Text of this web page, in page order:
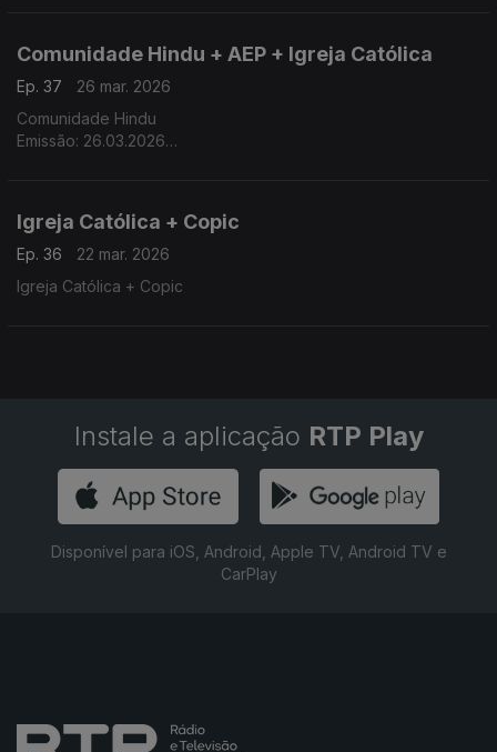
Comunidade Hindu + AEP + Igreja Católica
Ep. 37
26 mar. 2026
Comunidade Hindu
Emissão: 26.03.2026
Igreja Católica + Copic
Ep. 36
22 mar. 2026
Igreja Católica + Copic
Instale a aplicação RTP Play
Disponível para iOS, Android, Apple TV, Android TV e
CarPlay